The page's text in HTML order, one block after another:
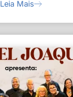
Leia Mais